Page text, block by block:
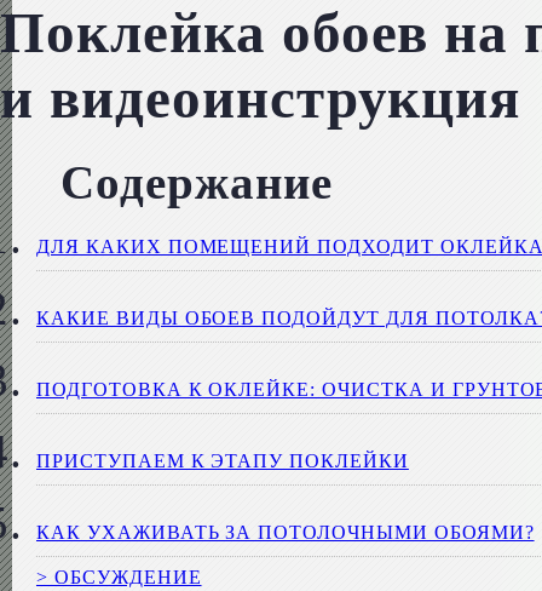
Поклейка обоев на
и видеоинструкция
Содержание
ДЛЯ КАКИХ ПОМЕЩЕНИЙ ПОДХОДИТ
КАКИЕ ВИДЫ ОБОЕВ ПОДОЙДУТ ДЛЯ
ПОДГОТОВКА К ОКЛЕЙКЕ: ОЧИСТКА И
ПРИСТУПАЕМ К ЭТАПУ ПОКЛЕЙКИ
КАК УХАЖИВАТЬ ЗА ПОТОЛОЧНЫМИ ОБОЯМИ?
> ОБСУЖДЕНИЕ